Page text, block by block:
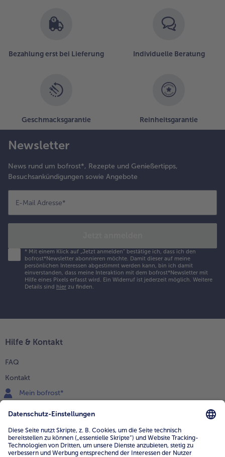
Bezahlung erst bei Lieferung Individuelle Beratung
Geschmacksgarantie Reinheitsgarantie
Newsletter
News rund um bofrost*, Rezepte und Genießertipps,
Besuchsankündigungen sowie Angebote
E-Mail Adresse*
* Mit einem Klick auf „Jetzt anmelden" bestätige ich, dass ich den
bofrost*Newsletter abonnieren möchte. Damit dieser auf meine
persönlichen Interessen abgestimmt werden kann, bin ich damit
einverstanden, dass meine Interaktion mit dem bofrost*Newsletter mit
Hilfe eines Pixels erfasst wird. Ein Widerruf ist jederzeit möglich. Weitere
Details sind hier zu finden.
Hilfe & Kontakt
FAQ
Kontakt
Mein bofrost*
0800 - 000 19 18
Mo.-Fr.: 7-21 Uhr Sa: 8-16 Uhr